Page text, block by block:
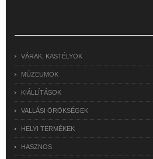
VÁRAK, KASTÉLYOK
MÚZEUMOK
KIÁLLÍTÁSOK
VALLÁSI ÖRÖKSÉGEK
HELYI TERMÉKEK
HASZNOS